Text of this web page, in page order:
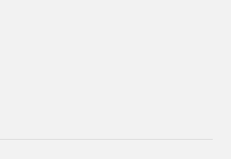
отражайте самые сложные